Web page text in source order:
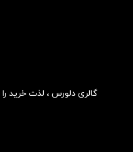
گالری دلورس ، لذت خرید را